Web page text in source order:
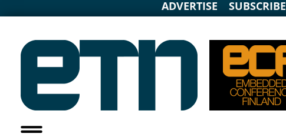
ADVERTISE SUBSCRIBE